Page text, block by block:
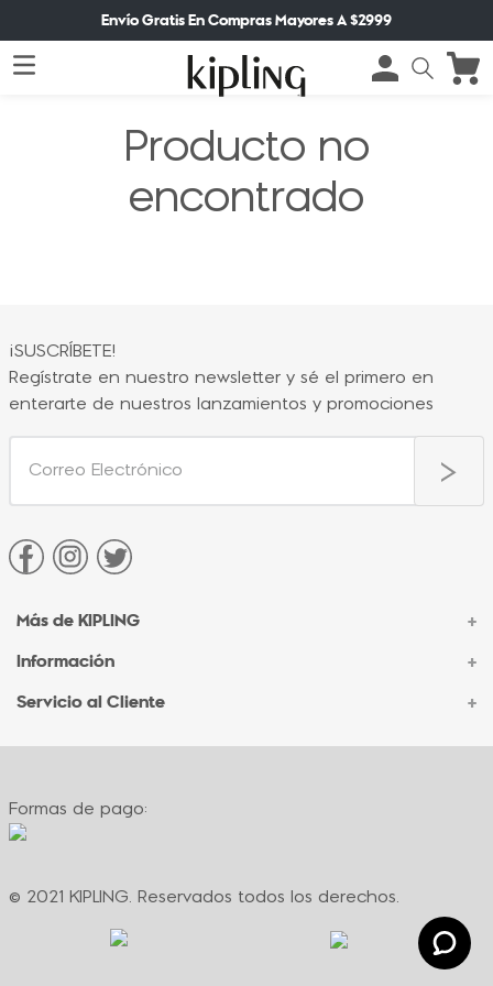
Envío Gratis En Compras Mayores A $2999
Producto no
encontrado
¡SUSCRÍBETE!
Regístrate en nuestro newsletter y sé el primero en
enterarte de nuestros lanzamientos y promociones
Más de KIPLING +
Acerca de Kipling
Sucursales
Información +
Contacto Corporativo
Formas de pago
Servicio al Cliente +
Contacto
Políticas de cambio
Términos y condiciones de promociones
Política de privacidad
Formas de pago:
© 2021 KIPLING. Reservados todos los derechos.